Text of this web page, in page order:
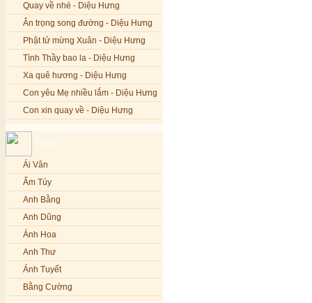
Quay về nhé - Diệu Hưng
Ân trọng song đường - Diệu Hưng
Phật tử mừng Xuân - Diệu Hưng
Tình Thầy bao la - Diệu Hưng
Xa quê hương - Diệu Hưng
Con yêu Mẹ nhiều lắm - Diệu Hưng
Con xin quay về - Diệu Hưng
Nếu xa Phật - Diệu Hưng
Tình Lam - Kim Khánh & Hoàng
Vĩnh
Xin cho con niềm tin - Kim Linh
Quán Âm Mẹ hiền - Kim Linh
Nhạc niệm Nam Mô A Di Đà Phật -
Kim Linh
Mẹ Từ Bi - Kim Linh
12 Lời nguyện của Bồ tát Quán Thế
Âm - Kim Linh
Ca sĩ
Ái Vân
Ẩm Túy
Anh Bằng
Anh Dũng
Ánh Hoa
Anh Thư
Ánh Tuyết
Bằng Cường